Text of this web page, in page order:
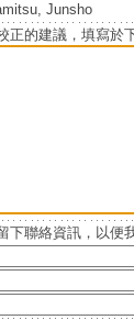
Junsho
正的建議，填寫於
下聯絡資訊，以便